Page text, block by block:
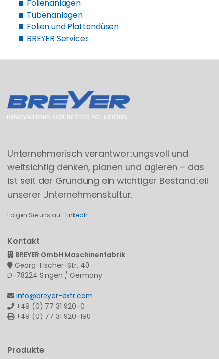
Folienanlagen
Tubenanlagen
Folien und Plattendüsen
BREYER Services
Unternehmerisch verantwortungsvoll und
weitsichtig denken, planen und agieren – das
ist seit der Gründung ein wichtiger Bestandteil
unserer Unternehmenskultur.
Folgen Sie uns auf: LinkedIn
Kontakt
BREYER GmbH Maschinenfabrik
Georg-Fischer-Str. 40
D-78224 Singen / Germany
info@breyer-extr.com
+49 (0) 77 31 920-0
+49 (0) 77 31 920-190
Produkte